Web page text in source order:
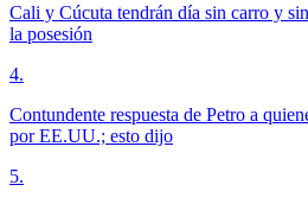
Cali y Cúcuta tendrán día sin carro y
la posesión
4.
Contundente respuesta de Petro a
por EE.UU.; esto dijo
5.